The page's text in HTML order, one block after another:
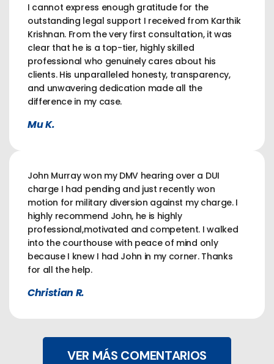
I cannot express enough gratitude for the
outstanding legal support I received from Karthik
Krishnan. From the very first consultation, it was
clear that he is a top-tier, highly skilled
professional who genuinely cares about his
clients. His unparalleled honesty, transparency,
and unwavering dedication made all the
difference in my case.
Mu K.
John Murray won my DMV hearing over a DUI
charge I had pending and just recently won
motion for military diversion against my charge. I
highly recommend John, he is highly
professional,motivated and competent. I walked
into the courthouse with peace of mind only
because I knew I had John in my corner. Thanks
for all the help.
Christian R.
VER MÁS COMENTARIOS